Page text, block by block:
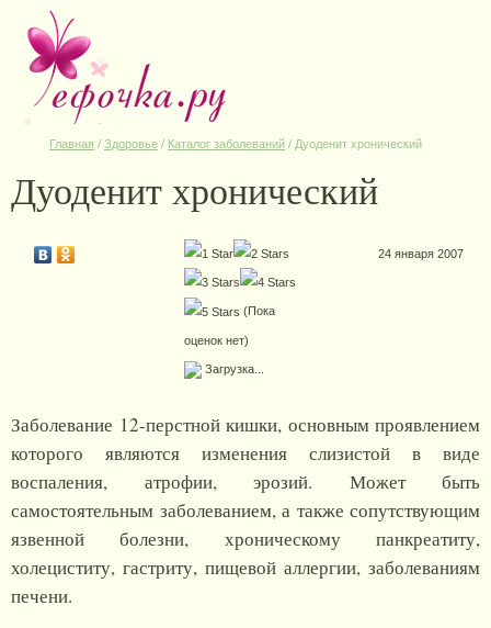
Главная / Здоровье / Каталог заболеваний / Дуоденит хронический
Дуоденит хронический
(Пока
оценок нет)
Загрузка...
24 января 2007
Заболевание 12-перстной кишки, основным проявлением
которого являются изменения слизистой в виде
воспаления, атрофии, эрозий. Может быть
самостоятельным заболеванием, а также сопутствующим
язвенной болезни, хроническому панкреатиту,
холециститу, гастриту, пищевой аллергии, заболеваниям
печени.